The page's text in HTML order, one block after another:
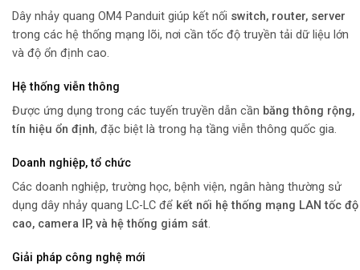
Dây nhảy quang OM4 Panduit giúp kết nối switch, router, server
trong các hệ thống mạng lõi, nơi cần tốc độ truyền tải dữ liệu lớn
và độ ổn định cao.
Hệ thống viễn thông
Được ứng dụng trong các tuyến truyền dẫn cần băng thông rộng,
tín hiệu ổn định, đặc biệt là trong hạ tầng viễn thông quốc gia.
Doanh nghiệp, tổ chức
Các doanh nghiệp, trường học, bệnh viện, ngân hàng thường sử
dụng dây nhảy quang LC-LC để kết nối hệ thống mạng LAN tốc độ
cao, camera IP, và hệ thống giám sát.
Giải pháp công nghệ mới